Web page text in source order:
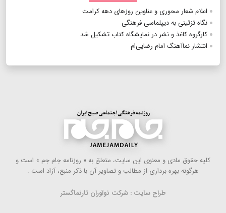
اعلام شعار محوری و عناوین روزهای دهه کرامت
نگاه تزئینی به دیپلماسی فرهنگی
کارگروه کاغذ و نشر در نمایشگاه کتاب تشکیل شد
انتشار نماآهنگ امام رضایی‌ام
كلیه حقوق مادی و معنوی این سایت، متعلق به « روزنامه جام جم » است و
هرگونه بهره ‌برداری از مطالب و تصاویر آن با ذكر منبع، آزاد است .
طراح سایت : شرکت نوآوران تارنماگستر